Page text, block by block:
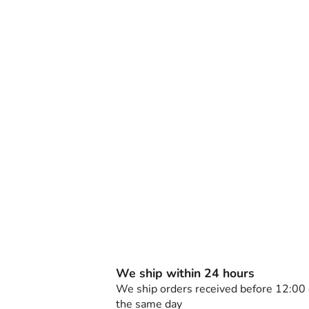
We ship within 24 hours
We ship orders received before 12:00
the same day